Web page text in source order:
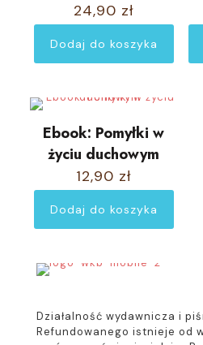
24,90 zł
Dodaj do koszyka
Ebook: Pomyłki w
życiu duchowym
12,90 zł
Dodaj do koszyka
Działalność wydawnicza i
Refundowanego istnieje od